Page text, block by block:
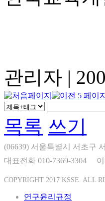
관리자 |
목록 쓰기
(06639) 서울특별시 서초구
대표전화 010-7369-3304
COPYRIGHT 2017 KSSE. ALL
연구윤리규정